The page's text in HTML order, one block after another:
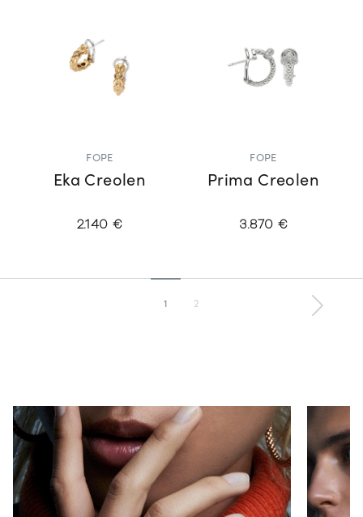
FOPE
Eka Creolen
2.140 €
FOPE
Prima Creolen
3.870 €
1 2